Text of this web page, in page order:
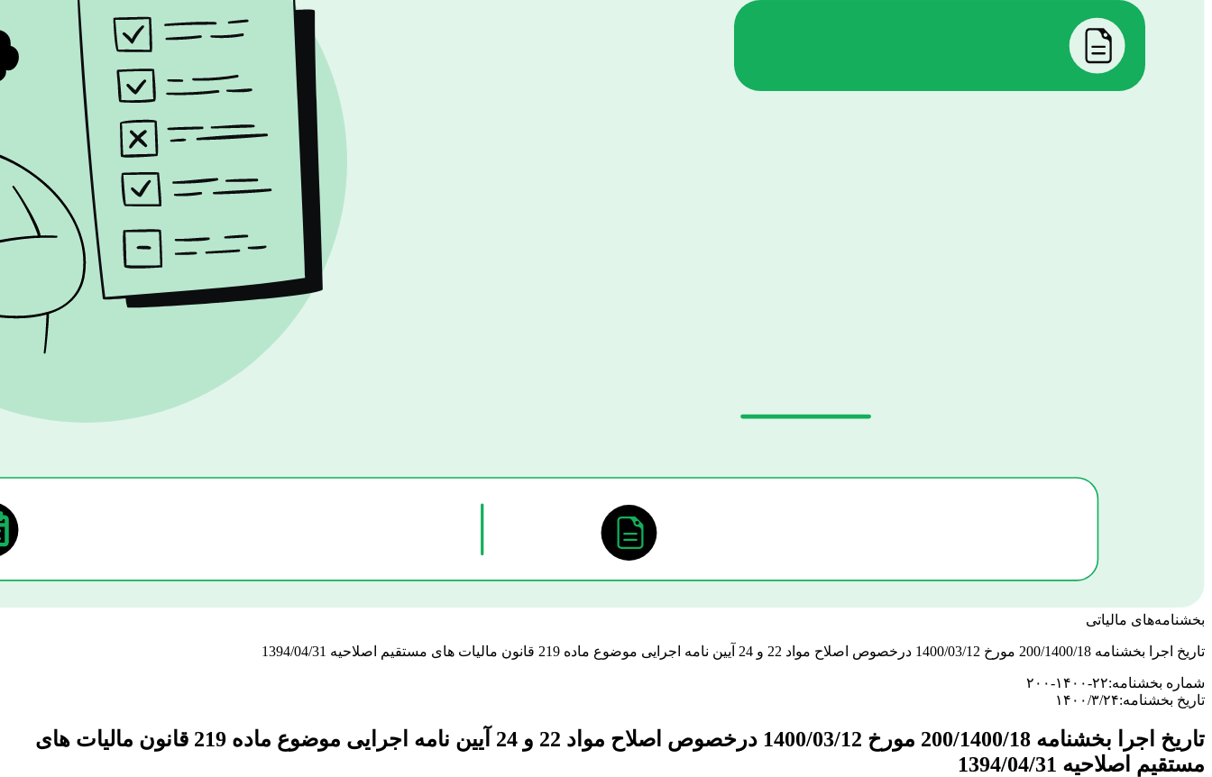
بخشنامه‌های مالیاتی
تاریخ اجرا بخشنامه 200/1400/18 مورخ 1400/03/12 درخصوص اصلاح مواد 22 و 24 آیین نامه اجرایی موضوع ماده 219 قانون مالیات های مستقیم اصلاحیه 1394/04/31
شماره بخشنامه:۲۰۰-۱۴۰۰-۲۲
تاریخ بخشنامه:۱۴۰۰/۳/۲۴
تاریخ اجرا بخشنامه 200/1400/18 مورخ 1400/03/12 درخصوص اصلاح مواد 22 و 24 آیین نامه اجرایی موضوع ماده 219 قانون مالیات های
مستقیم اصلاحیه 1394/04/31